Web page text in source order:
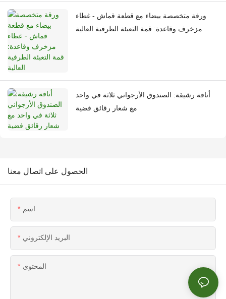
ورقة متخصصة بيضاء مع قطعة قماش - غطاء
مزخرف وقاعدة: قمة التعبئة الطرفية العالية
أناقة رشيقة: الصندوق الأرجواني ثلاثة في واحد
مع شعار رقائق فضية
الحصول على اتصال معنا
اسم
البريد الإلكتروني
المحتوى